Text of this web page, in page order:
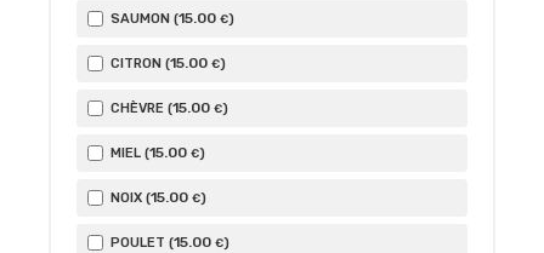
SAUMON (15.00 €)
CITRON (15.00 €)
CHÈVRE (15.00 €)
MIEL (15.00 €)
NOIX (15.00 €)
POULET (15.00 €)